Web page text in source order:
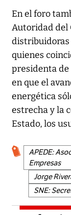
En el foro
Autoridad del
distribuidoras
quienes
presidenta de
en que el
energética
estrecha y la
Estado, los
APEDE:
Empresas
Jorge
SNE: